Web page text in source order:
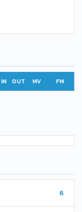
IN OUT MV FM
6